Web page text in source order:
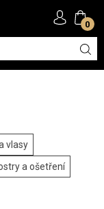
0
vlasy
a ošetření